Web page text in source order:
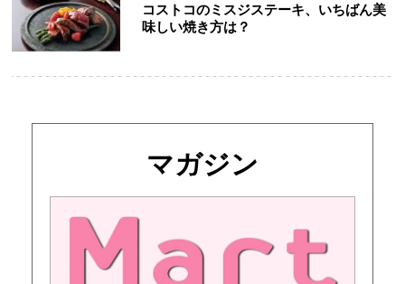
コストコのミスジステーキ、いちばん美
味しい焼き方は？
マガジン